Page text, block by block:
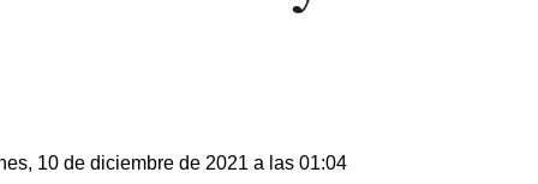
10 de diciembre de 2021 a las 01:04